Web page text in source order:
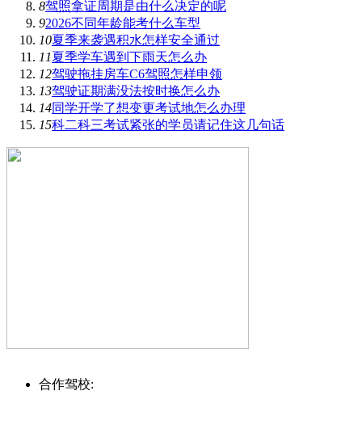
8驾照拿证周期是由什么决定的呢
92026不同年龄能考什么车型
10夏季来袭遇积水怎样安全通过
11夏季学车遇到下雨天怎么办
12驾驶拖挂房车C6驾照怎样申领
13驾驶证期满没法按时换怎么办
14同学开学了想变更考试地怎么办理
15科二科三考试紧张的学员请记住这几句话
合作驾校: